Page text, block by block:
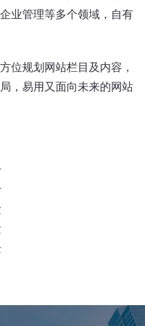
业管理等多个领域，自有
位规划网站栏目及内容，
，易用又面向未来的网站